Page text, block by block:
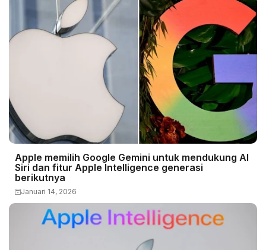
Apple memilih Google Gemini untuk mendukung AI
Siri dan fitur Apple Intelligence generasi
berikutnya
Januari 14, 2026